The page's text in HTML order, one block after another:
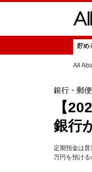
貯め
All
銀行・郵
【
銀行
定期預金は
万円を預け